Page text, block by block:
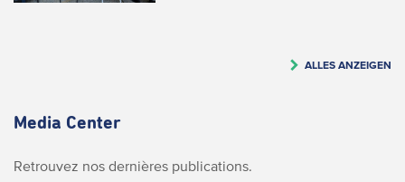
ALLES ANZEIGEN
Media Center
Retrouvez nos dernières publications.